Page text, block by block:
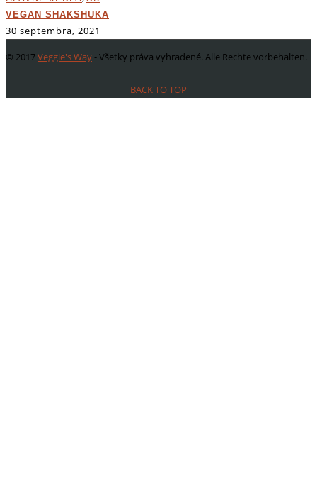
VEGAN SHAKSHUKA
30 septembra, 2021
© 2017Veggie's Way - Všetky práva vyhradené. Alle Rechte vorbehalten.
BACK TO TOP